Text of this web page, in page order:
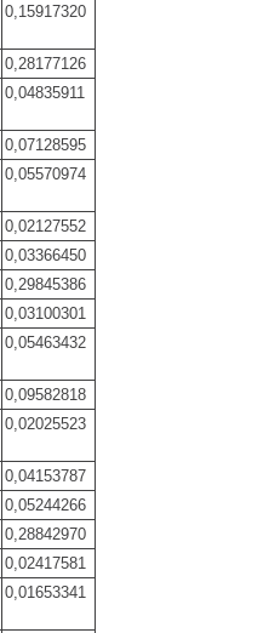
0,15917320
0,28177126
0,04835911
0,07128595
0,05570974
0,02127552
0,03366450
0,29845386
0,03100301
0,05463432
0,09582818
0,02025523
0,04153787
0,05244266
0,28842970
0,02417581
0,01653341